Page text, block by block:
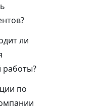
ли
работы?
по